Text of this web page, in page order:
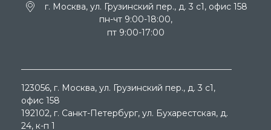
г. Москва, ул. Грузинский пер., д. 3 c1, офис 158
пн-чт 9:00-18:00,
пт 9:00-17:00
123056, г. Москва, ул. Грузинский пер., д. 3 c1,
офис 158
192102, г. Санкт-Петербург, ул. Бухарестская, д.
24, к-п 1